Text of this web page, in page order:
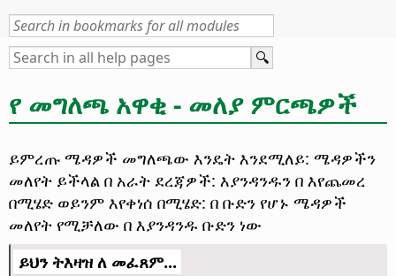
የ መግለጫ አዋቂ - መለያ ምርጫዎች
ይምረጡ ሜዳዎች መግለጫው እንዴት እንደሚለይ: ሜዳዎችን
መለየት ይችላል በ አራት ደረጃዎች: እያንዳንዱን በ እየጨመረ
በሚሄድ ወይንም እየቀነሰ በሚሄድ: በ ቡድን የሆኑ ሜዳዎች
መለየት የሚቻለው በ እያንዳንዱ ቡድን ነው
ይህን ትእዛዝ ለ መፈጸም...